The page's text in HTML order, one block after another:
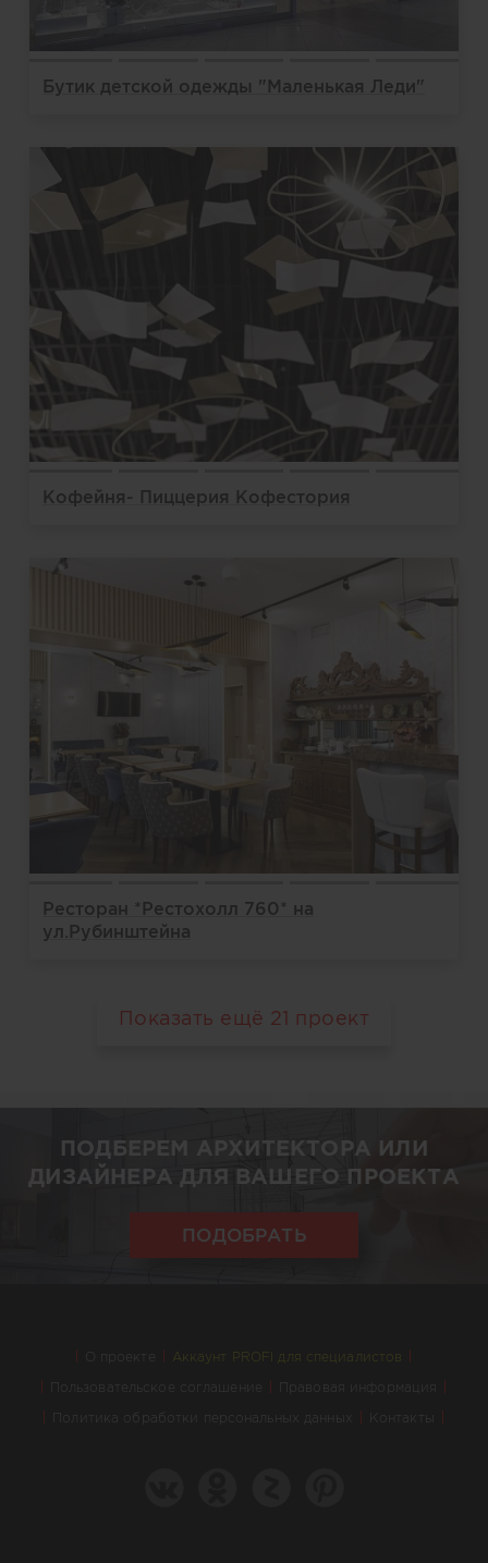
Бутик детской одежды "Маленькая Леди"
Кофейня- Пиццерия Кофестория
Ресторан *Рестохолл 760* на
ул.Рубинштейна
Показать ещё 21 проект
ПОДБЕРЕМ АРХИТЕКТОРА ИЛИ
ДИЗАЙНЕРА ДЛЯ ВАШЕГО ПРОЕКТА
ПОДОБРАТЬ
О проекте Аккаунт PROFI для специалистов
Пользовательское соглашение Правовая информация
Политика обработки персональных данных Контакты